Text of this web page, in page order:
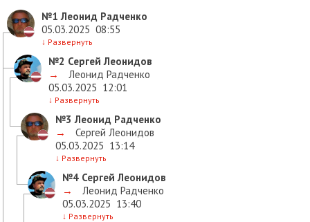
№1 Леонид Радченко
05.03.2025 08:55
↓ Развернуть
№2 Сергей Леонидов
→
Леонид Радченко
05.03.2025 12:01
↓ Развернуть
№3 Леонид Радченко
→
Сергей Леонидов
05.03.2025 13:14
↓ Развернуть
№4 Сергей Леонидов
→
Леонид Радченко
05.03.2025 13:40
↓ Развернуть